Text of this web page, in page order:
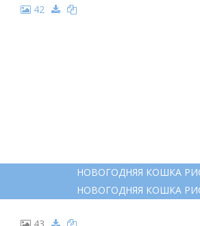
42
НОВОГОДНЯЯ КОШКА
НОВОГОДНЯЯ КОШКА